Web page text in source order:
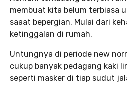
membuat kita belum terbiasa
saaat bepergian. Mulai dari
ketinggalan di rumah.
Untungnya di periode new
cukup banyak pedagang kaki
seperti masker di tiap sudut